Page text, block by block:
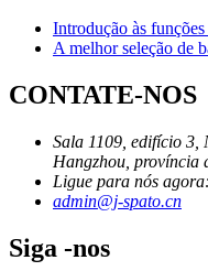
Introdução às
A melhor seleção de
CONTATE-NOS
Sala 1109, edifício 3,
Hangzhou, província
Ligue para nós agora:
admin@j-spato.cn
Siga -nos